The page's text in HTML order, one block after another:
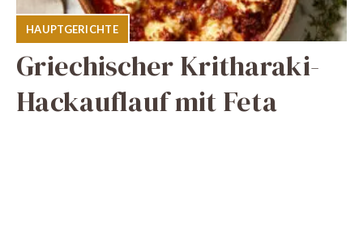
HAUPTGERICHTE
Griechischer Kritharaki-
Hackauflauf mit Feta